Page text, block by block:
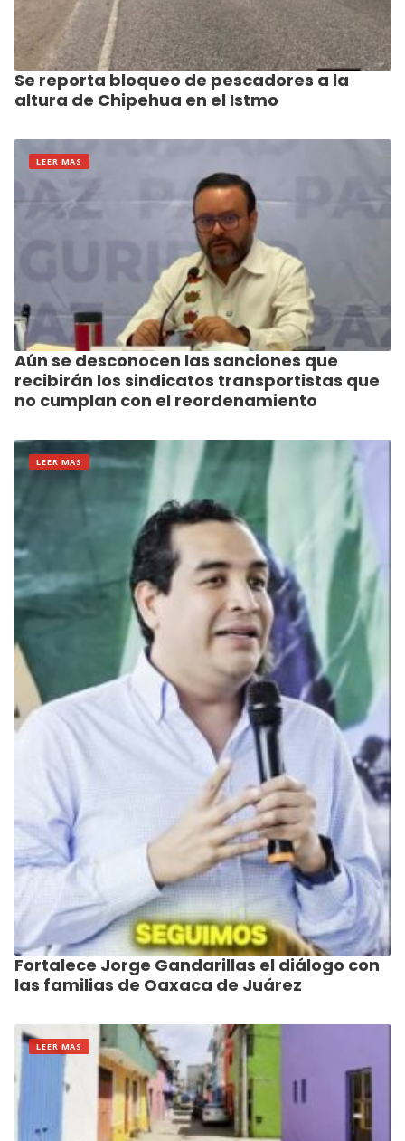
Se reporta bloqueo de pescadores a la
altura de Chipehua en el Istmo
LEER MAS
Aún se desconocen las sanciones que
recibirán los sindicatos transportistas que
no cumplan con el reordenamiento
LEER MAS
Fortalece Jorge Gandarillas el diálogo con
las familias de Oaxaca de Juárez
LEER MAS